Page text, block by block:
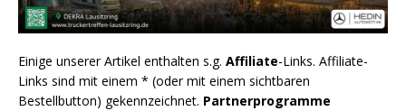
Einige unserer Artikel enthalten s.g. Affiliate-Links. Affiliate-
Links sind mit einem * (oder mit einem sichtbaren
Bestellbutton) gekennzeichnet. Partnerprogramme